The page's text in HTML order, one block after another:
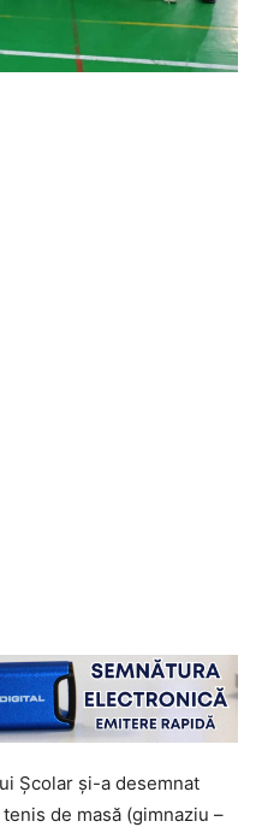
Școlar și-a desemnat
de masă (gimnaziu –